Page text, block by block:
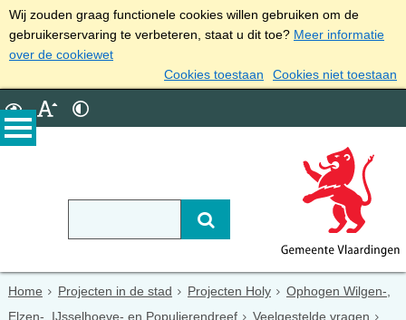
Wij zouden graag functionele cookies willen gebruiken om de
gebruikerservaring te verbeteren, staat u dit toe? Meer informatie
over de cookiewet
Cookies toestaan
Cookies niet toestaan
Home Projecten in de stad Projecten Holy
Ophogen Wilgen-,
Elzen-, IJsselhoeve- en Populierendreef
Veelgestelde vragen